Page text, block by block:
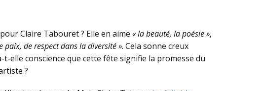
Claire Tabouret ? Elle en aime « la beauté, la poésie »,
paix, de respect dans la diversité ». Cela sonne creux
elle conscience que cette fête signifie la promesse du
?